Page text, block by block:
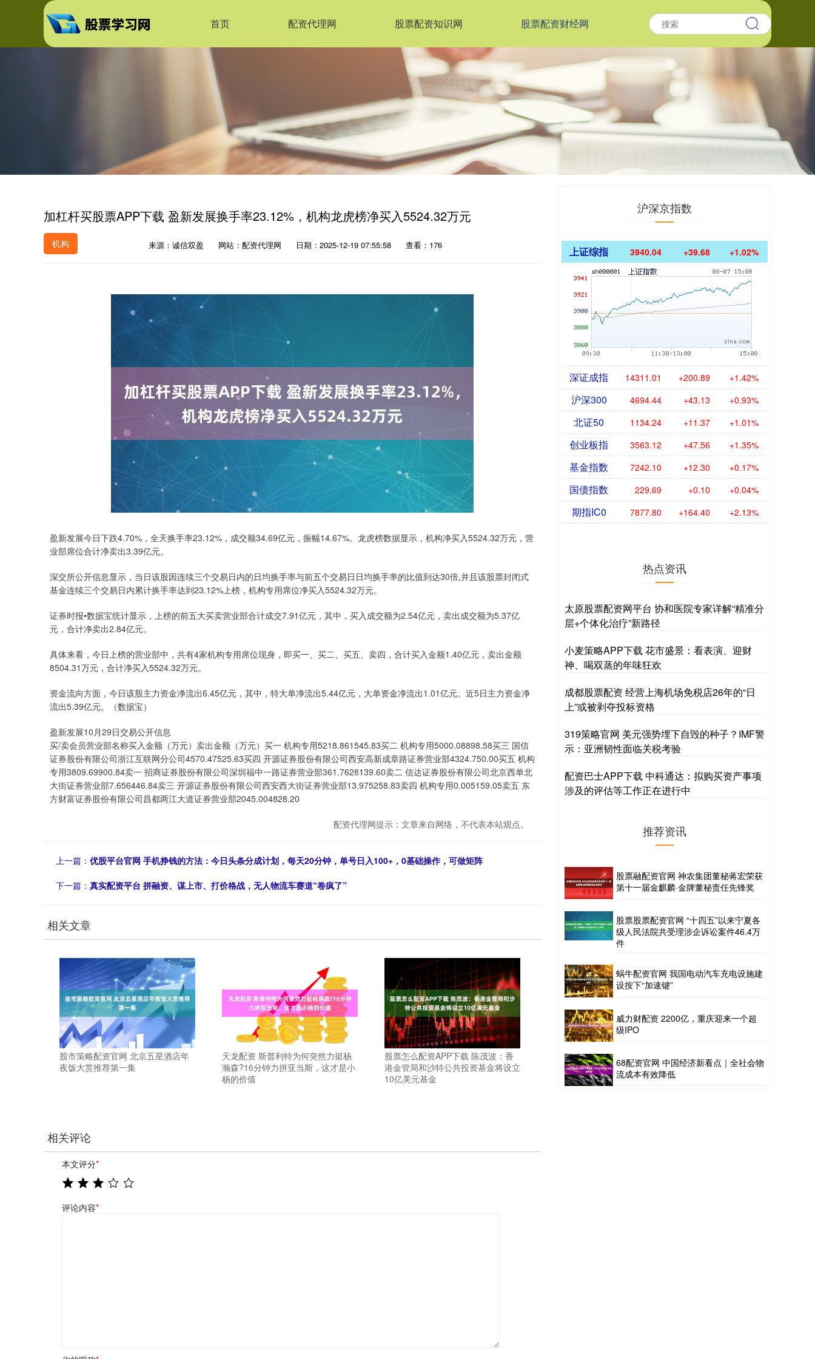
首页 配资代理网 股票配资知识网 股票配资财经网
加杠杆买股票APP下载 盈新发展换手率23.12%，机构龙虎榜净买入5524.32万元
机构 来源：诚信双盈 网站：配资代理网 日期：2025-12-19 07:55:58 查看：176
盈新发展今日下跌4.70%，全天换手率23.12%，成交额34.69亿元，振幅14.67%。龙虎榜数据显示，机构净买入5524.32万元，营
业部席位合计净卖出3.39亿元。
深交所公开信息显示，当日该股因连续三个交易日内的日均换手率与前五个交易日日均换手率的比值到达30倍,并且该股票封闭式
基金连续三个交易日内累计换手率达到23.12%上榜，机构专用席位净买入5524.32万元。
证券时报•数据宝统计显示，上榜的前五大买卖营业部合计成交7.91亿元，其中，买入成交额为2.54亿元，卖出成交额为5.37亿
元，合计净卖出2.84亿元。
具体来看，今日上榜的营业部中，共有4家机构专用席位现身，即买一、买二、买五、卖四，合计买入金额1.40亿元，卖出金额
8504.31万元，合计净买入5524.32万元。
资金流向方面，今日该股主力资金净流出6.45亿元，其中，特大单净流出5.44亿元，大单资金净流出1.01亿元。近5日主力资金净
流出5.39亿元。（数据宝）
盈新发展10月29日交易公开信息
买/卖会员营业部名称买入金额（万元）卖出金额（万元）买一 机构专用5218.861545.83买二 机构专用5000.08898.58买三 国信
证券股份有限公司浙江互联网分公司4570.47525.63买四 开源证券股份有限公司西安高新成章路证券营业部4324.750.00买五 机构
专用3809.69900.84卖一 招商证券股份有限公司深圳福中一路证券营业部361.7628139.60卖二 信达证券股份有限公司北京西单北
大街证券营业部7.656446.84卖三 开源证券股份有限公司西安西大街证券营业部13.975258.83卖四 机构专用0.005159.05卖五 东
方财富证券股份有限公司昌都两江大道证券营业部2045.004828.20
配资代理网提示：文章来自网络，不代表本站观点。
上一篇： 优股平台官网 手机挣钱的方法：今日头条分成计划，每天20分钟，单号日入100+，0基础操作，可做矩阵
下一篇： 真实配资平台 拼融资、谋上市、打价格战，无人物流车赛道“卷疯了”
相关文章
股市策略配资官网 北京五星酒店年
夜饭大赏推荐第一集
天龙配资 斯普利特为何突然力挺杨
瀚森?16分钟力拼亚当斯，这才是小
杨的价值
股票怎么配资APP下载 陈茂波：香
港金管局和沙特公共投资基金将设立
10亿美元基金
相关评论
本文评分*
评论内容*
沪深京指数
上证综指 3940.04 +39.68 +1.02%
深证成指 14311.01 +200.89 +1.42%
沪深300 4694.44 +43.13 +0.93%
北证50 1134.24 +11.37 +1.01%
创业板指 3563.12 +47.56 +1.35%
基金指数 7242.10 +12.30 +0.17%
国债指数 229.69 +0.10 +0.04%
期指IC0 7877.80 +164.40 +2.13%
热点资讯
太原股票配资网平台 协和医院专家详解“精准分
层+个体化治疗”新路径
小麦策略APP下载 花市盛景：看表演、迎财
神、喝双蒸的年味狂欢
成都股票配资 经营上海机场免税店26年的“日
上”或被剥夺投标资格
319策略官网 美元强势埋下自毁的种子？IMF警
示：亚洲韧性面临关税考验
配资巴士APP下载 中科通达：拟购买资产事项
涉及的评估等工作正在进行中
推荐资讯
股票融配资官网 神农集团董秘蒋宏荣获
第十一届金麒麟·金牌董秘责任先锋奖
股票股票配资官网 “十四五”以来宁夏各
级人民法院共受理涉企诉讼案件46.4万
件
蜗牛配资官网 我国电动汽车充电设施建
设按下“加速键”
威力财配资 2200亿，重庆迎来一个超
级IPO
68配资官网 中国经济新看点｜全社会物
流成本有效降低